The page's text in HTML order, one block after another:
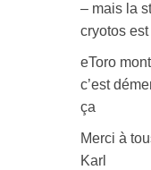
– mais la
cryotos
eToro
c’est
ça
Merci à
Karl